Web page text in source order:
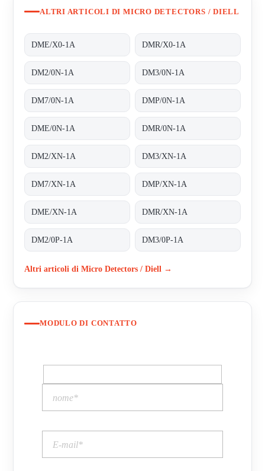
ALTRI ARTICOLI DI MICRO DETECTORS / DIELL
DME/X0-1A DMR/X0-1A
DM2/0N-1A DM3/0N-1A
DM7/0N-1A DMP/0N-1A
DME/0N-1A DMR/0N-1A
DM2/XN-1A DM3/XN-1A
DM7/XN-1A DMP/XN-1A
DME/XN-1A DMR/XN-1A
DM2/0P-1A DM3/0P-1A
Altri articoli di Micro Detectors / Diell →
MODULO DI CONTATTO